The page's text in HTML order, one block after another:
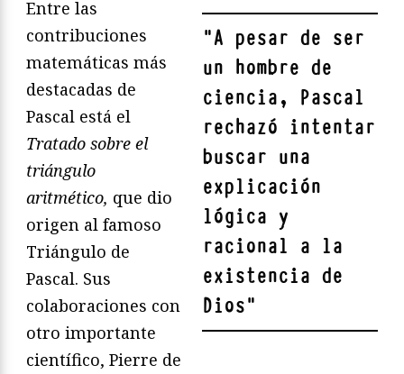
"A pesar de ser
un hombre de
ciencia, Pascal
rechazó intentar
buscar una
explicación
lógica y
racional a la
existencia de
Dios"
Entre las
contribuciones
matemáticas más
destacadas de
Pascal está el
Tratado sobre el
triángulo
aritmético, que dio
origen al famoso
Triángulo de
Pascal. Sus
colaboraciones con
otro importante
científico, Pierre de